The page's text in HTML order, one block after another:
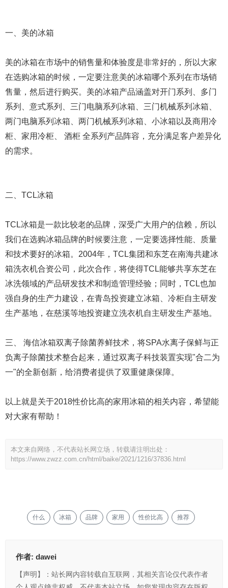
一、美的冰箱
美的冰箱在市场中的销售量和体验度是非常好的，所以大家
在选购冰箱的时候，一定要注意美的冰箱哪个系列在市场销
售量，然后进行购买。美的冰箱产品涵盖对开门系列、多门
系列、意式系列、三门电脑系列冰箱、三门机械系列冰箱、
两门电脑系列冰箱、两门机械系列冰箱、小冰箱以及商用冷
柜、家用冷柜、 酒柜 全系列产品阵容，充分满足客户差异化
的需求。
二、TCL冰箱
TCL冰箱是一款比较老的品牌，深受广大用户的信赖，所以
我们在选购冰箱品牌的时候要注意，一定要选择性能、质量
和技术要好的冰箱。2004年，TCL集团和东芝在南海共建冰
箱洗衣机合资公司，此次合作，将使得TCL能够共享东芝在
冰洗领域的产品研发技术和制造管理经验；同时，TCL也加
强自身的生产力建设，在青岛投资建立冰箱、冷柜自主研发
生产基地，在慈溪等地投资建立洗衣机自主研发生产基地。
三、 海信冰箱双离子除菌养鲜技术，将SPA水离子保鲜与正
负离子除菌技术整合起来，通过双离子科技装置实现"合二为
一"的全新创新，给消费者提供了双重健康保障。
以上就是关于2018性价比高的家用冰箱的相关内容，希望能
对大家有帮助！
本文来自网络，不代表站长网立场，转载请注明出处：
https://www.zwzz.com.cn/html/baike/2021/1216/37836.html
什么 冰箱 品牌 家用 性价比高 推荐
作者: dawei
【声明】：站长网内容转载自互联网，其相关言论仅代表作者